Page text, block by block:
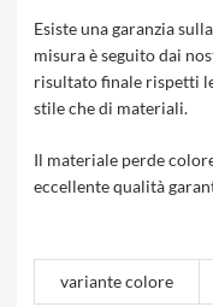
Esiste una garanzia
misura è seguito dai
risultato finale rispetti
stile che di materiali.
Il materiale perde
eccellente qualità
variante colore